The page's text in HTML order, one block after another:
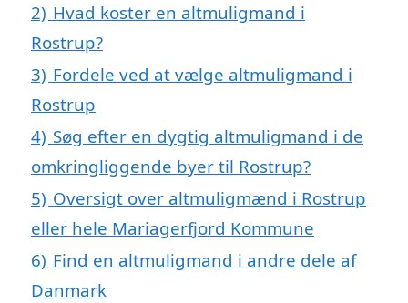
2) Hvad koster en altmuligmand i
Rostrup?
3) Fordele ved at vælge altmuligmand i
Rostrup
4) Søg efter en dygtig altmuligmand i de
omkringliggende byer til Rostrup?
5) Oversigt over altmuligmænd i Rostrup
eller hele Mariagerfjord Kommune
6) Find en altmuligmand i andre dele af
Danmark